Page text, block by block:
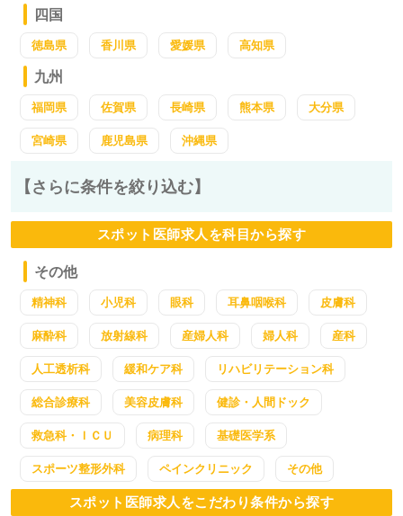
四国
徳島県 香川県 愛媛県 高知県
九州
福岡県 佐賀県 長崎県 熊本県 大分県
宮崎県 鹿児島県 沖縄県
【さらに条件を絞り込む】
スポット医師求人を科目から探す
その他
精神科 小児科 眼科 耳鼻咽喉科 皮膚科
麻酔科 放射線科 産婦人科 婦人科 産科
人工透析科 緩和ケア科 リハビリテーション科
総合診療科 美容皮膚科 健診・人間ドック
救急科・ＩＣＵ 病理科 基礎医学系
スポーツ整形外科 ペインクリニック その他
スポット医師求人をこだわり条件から探す